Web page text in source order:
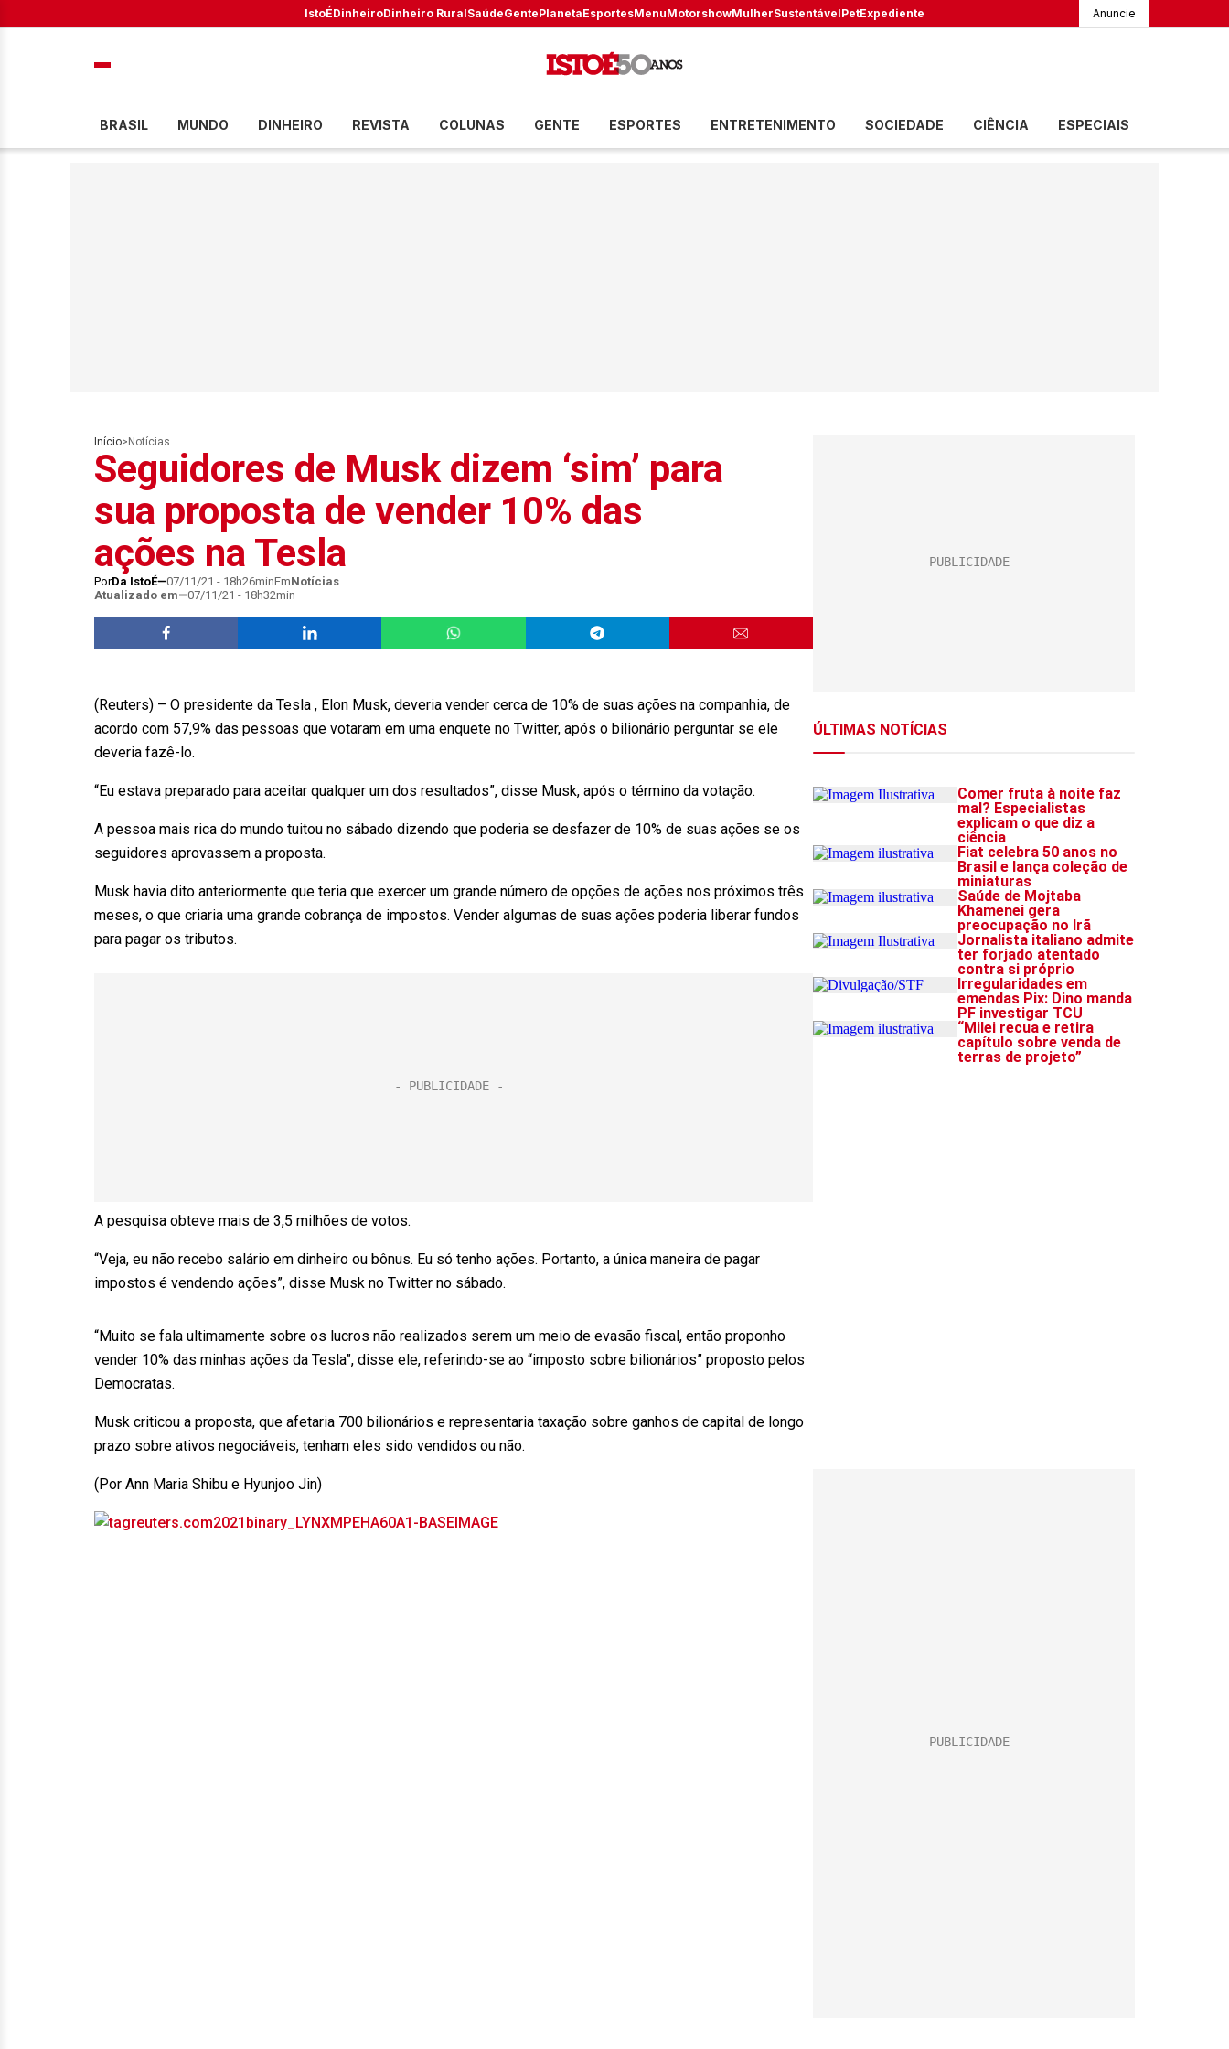
IstoÉDinheiroDinheiro RuralSaúdeGentePlanetaEsportesMenuMotorshowMulherSustentávelPetExpediente Anuncie
BRASIL MUNDO DINHEIRO REVISTA COLUNAS GENTE ESPORTES ENTRETENIMENTO SOCIEDADE CIÊNCIA ESPECIAIS
Início> Notícias
Seguidores de Musk dizem ‘sim’ para
sua proposta de vender 10% das
ações na Tesla
PorDa IstoÉ 07/11/21 - 18h26minEmNotícias
Atualizado em
07/11/21 - 18h32min
(Reuters) – O presidente da Tesla , Elon Musk, deveria vender cerca de 10% de suas ações na companhia, de
acordo com 57,9% das pessoas que votaram em uma enquete no Twitter, após o bilionário perguntar se ele
deveria fazê-lo.
“Eu estava preparado para aceitar qualquer um dos resultados”, disse Musk, após o término da votação.
A pessoa mais rica do mundo tuitou no sábado dizendo que poderia se desfazer de 10% de suas ações se os
seguidores aprovassem a proposta.
Musk havia dito anteriormente que teria que exercer um grande número de opções de ações nos próximos três
meses, o que criaria uma grande cobrança de impostos. Vender algumas de suas ações poderia liberar fundos
para pagar os tributos.
A pesquisa obteve mais de 3,5 milhões de votos.
“Veja, eu não recebo salário em dinheiro ou bônus. Eu só tenho ações. Portanto, a única maneira de pagar
impostos é vendendo ações”, disse Musk no Twitter no sábado.
“Muito se fala ultimamente sobre os lucros não realizados serem um meio de evasão fiscal, então proponho
vender 10% das minhas ações da Tesla”, disse ele, referindo-se ao “imposto sobre bilionários” proposto pelos
Democratas.
Musk criticou a proposta, que afetaria 700 bilionários e representaria taxação sobre ganhos de capital de longo
prazo sobre ativos negociáveis, tenham eles sido vendidos ou não.
(Por Ann Maria Shibu e Hyunjoo Jin)